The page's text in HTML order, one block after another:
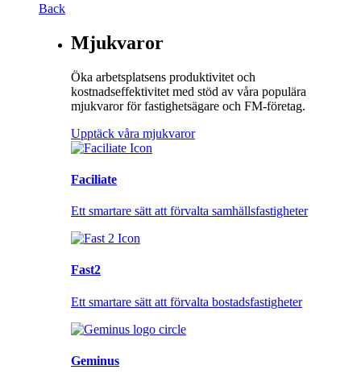
Back
Mjukvaror
Öka arbetsplatsens produktivitet och
kostnadseffektivitet med stöd av våra populära
mjukvaror för fastighetsägare och FM-företag.
Upptäck våra mjukvaror
Faciliate
Ett smartare sätt att förvalta samhällsfastigheter
Fast2
Ett smartare sätt att förvalta bostadsfastigheter
Geminus